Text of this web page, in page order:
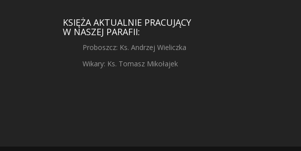
KSIĘŻA AKTUALNIE PRACUJĄCY
W NASZEJ PARAFII:
Proboszcz: Ks. Andrzej Wieliczka
Wikary: Ks. Tomasz Mikołajek